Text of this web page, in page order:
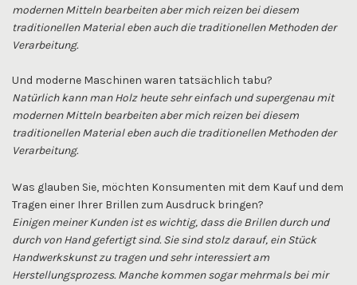
modernen Mitteln bearbeiten aber mich reizen bei diesem
traditionellen Material eben auch die traditionellen Methoden der
Verarbeitung.
Und moderne Maschinen waren tatsächlich tabu?
Natürlich kann man Holz heute sehr einfach und supergenau mit
modernen Mitteln bearbeiten aber mich reizen bei diesem
traditionellen Material eben auch die traditionellen Methoden der
Verarbeitung.
Was glauben Sie, möchten Konsumenten mit dem Kauf und dem
Tragen einer Ihrer Brillen zum Ausdruck bringen?
Einigen meiner Kunden ist es wichtig, dass die Brillen durch und
durch von Hand gefertigt sind. Sie sind stolz darauf, ein Stück
Handwerkskunst zu tragen und sehr interessiert am
Herstellungsprozess. Manche kommen sogar mehrmals bei mir